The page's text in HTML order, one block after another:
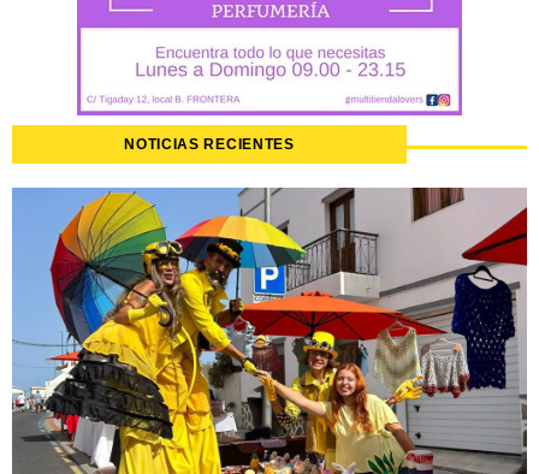
NOTICIAS RECIENTES